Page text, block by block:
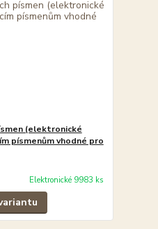
(elektronické
písmenům vhodné pro
Elektronické 9983 ks